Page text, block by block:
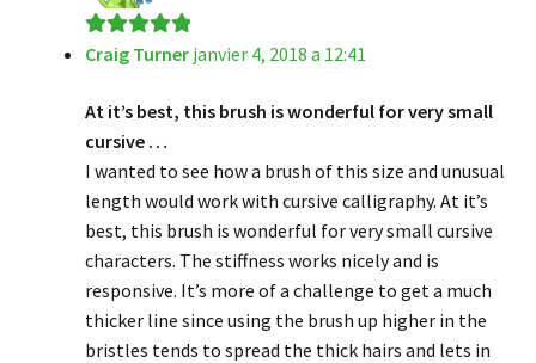
Note5sur 5
Craig Turner janvier 4, 2018 a 12:41
At it’s best, this brush is wonderful for very small
cursive …
I wanted to see how a brush of this size and unusual
length would work with cursive calligraphy. At it’s
best, this brush is wonderful for very small cursive
characters. The stiffness works nicely and is
responsive. It’s more of a challenge to get a much
thicker line since using the brush up higher in the
bristles tends to spread the thick hairs and lets in